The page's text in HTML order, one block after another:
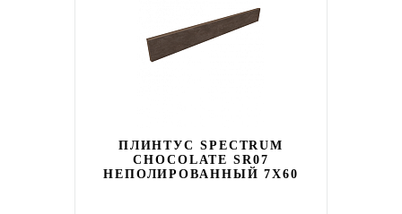
ПЛИНТУС SPECTRUM
CHOCOLATE SR07
НЕПОЛИРОВАННЫЙ 7X60